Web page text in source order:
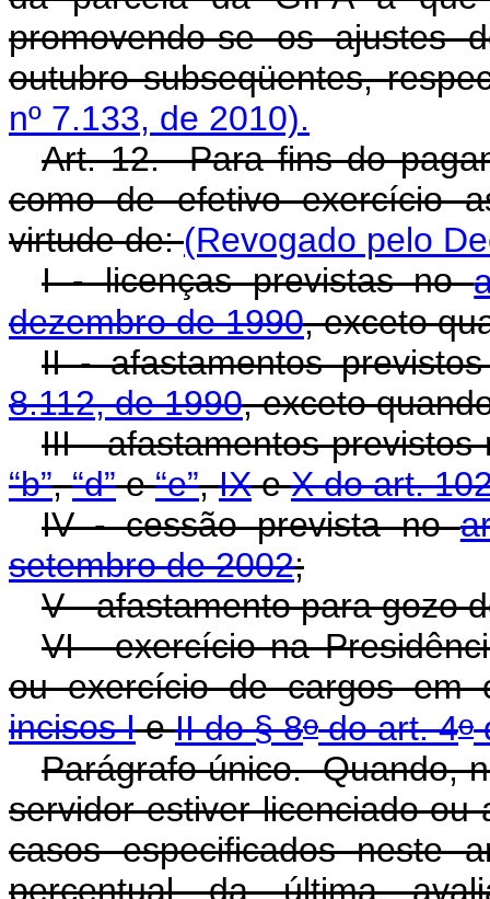
promovendo-se os ajustes
outubro subseqüentes,
nº 7.133, de 2010).
Art. 12. Para fins do
como de efetivo exercício
virtude de:(Revogado pelo
I - licenças previstas no
dezembro de 1990, exceto
II - afastamentos
8.112, de 1990, exceto
III - afastamentos
“b”,“d”e“e”,IXeX do art.
IV - cessão prevista no
setembro de 2002;
V - afastamento para gozo
VI - exercício na
ou exercício de cargos em
incisos IeII do § 8odo art. 4o
Parágrafo único. Quando,
servidor estiver licenciado
casos especificados neste
percentual da última